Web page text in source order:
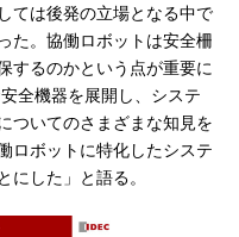
ては後発の立場となる中で
た。協働ロボットは安全柵
するのかという点が重要に
全機器を展開し、システ
ついてのさまざまな知見を
ロボットに特化したシステ
にした」と語る。